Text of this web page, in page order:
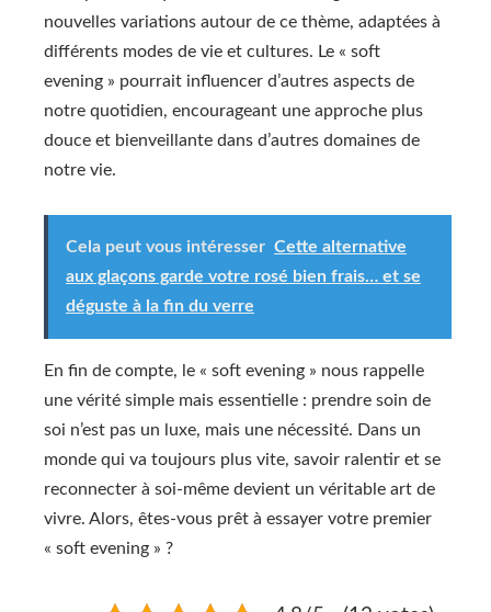
nouvelles variations autour de ce thème, adaptées à
différents modes de vie et cultures. Le « soft
evening » pourrait influencer d’autres aspects de
notre quotidien, encourageant une approche plus
douce et bienveillante dans d’autres domaines de
notre vie.
Cela peut vous intéresser Cette alternative
aux glaçons garde votre rosé bien frais… et se
déguste à la fin du verre
En fin de compte, le « soft evening » nous rappelle
une vérité simple mais essentielle : prendre soin de
soi n’est pas un luxe, mais une nécessité. Dans un
monde qui va toujours plus vite, savoir ralentir et se
reconnecter à soi-même devient un véritable art de
vivre. Alors, êtes-vous prêt à essayer votre premier
« soft evening » ?